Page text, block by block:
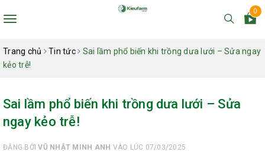
Toggle
0
Trang chủ Tin tức
Sai lầm phổ biến khi trồng dưa lưới – Sửa ngay
kẻo trễ!
Sai lầm phổ biến khi trồng dưa lưới – Sửa
ngay kẻo trễ!
ĐĂNG BỞIVŨ NHẬT MINH ANH VÀO LÚC 07/03/2025